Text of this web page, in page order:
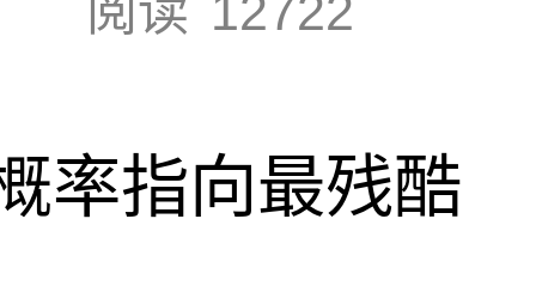
阅读 12722
率指向最残酷